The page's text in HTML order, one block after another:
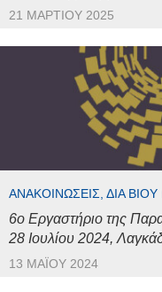
21 ΜΑΡΤΊΟΥ 2025
ΑΝΑΚΟΙΝΏΣΕΙΣ, ΔΙΆ
6ο Εργαστήριο της
28 Ιουλίου 2024,
13 ΜΑΪ́ΟΥ 2024